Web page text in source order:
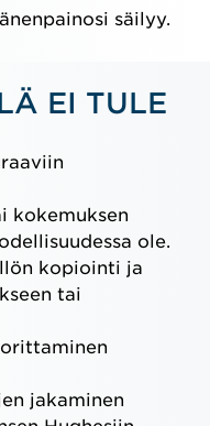
säilyy.
EI TULE
kokemuksen
ole.
kopiointi ja
tai
jakaminen